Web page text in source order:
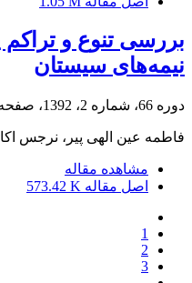
بررسی تنوع و تراکم
نیمه‌های سیستان
دوره 66، شماره 2، 1392، صفحه
فاطمه عین الهی پیر، نرجس
مشاهده مقاله
اصل مقاله 573.42 K
1
2
3